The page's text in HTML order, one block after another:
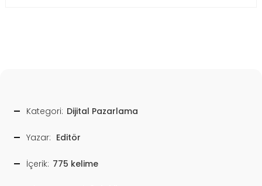
Kategori: Dijital Pazarlama
Yazar: Editör
İçerik: 775 kelime